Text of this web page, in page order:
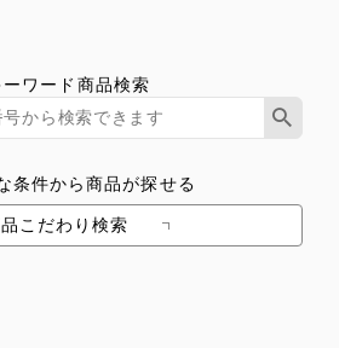
ーワード商品検索
条件から商品が探せる
こだわり検索